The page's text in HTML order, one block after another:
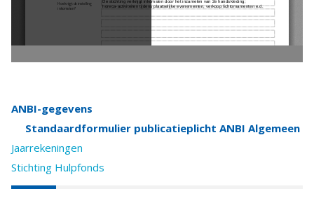
ANBI-gegevens
Standaardformulier publicatieplicht ANBI Algemeen
Jaarrekeningen
Stichting Hulpfonds